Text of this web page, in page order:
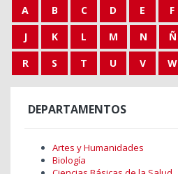
A B C D E F
J
K L M N Ñ
R
S T U V W
DEPARTAMENTOS
Artes y Humanidades
Biología